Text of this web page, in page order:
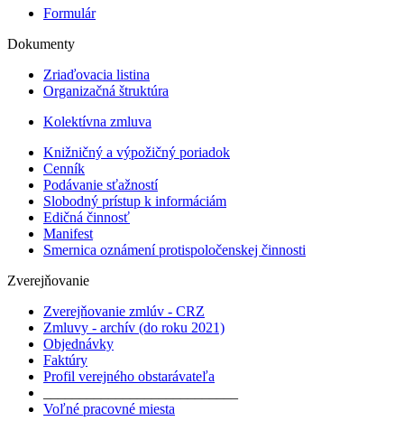
Formulár
Dokumenty
Zriaďovacia listina
Organizačná štruktúra
Kolektívna zmluva
Knižničný a výpožičný poriadok
Cenník
Podávanie sťažností
Slobodný prístup k informáciám
Edičná činnosť
Manifest
Smernica oznámení protispoločenskej činnosti
Zverejňovanie
Zverejňovanie zmlúv - CRZ
Zmluvy - archív (do roku 2021)
Objednávky
Faktúry
Profil verejného obstarávateľa
Voľné pracovné miesta